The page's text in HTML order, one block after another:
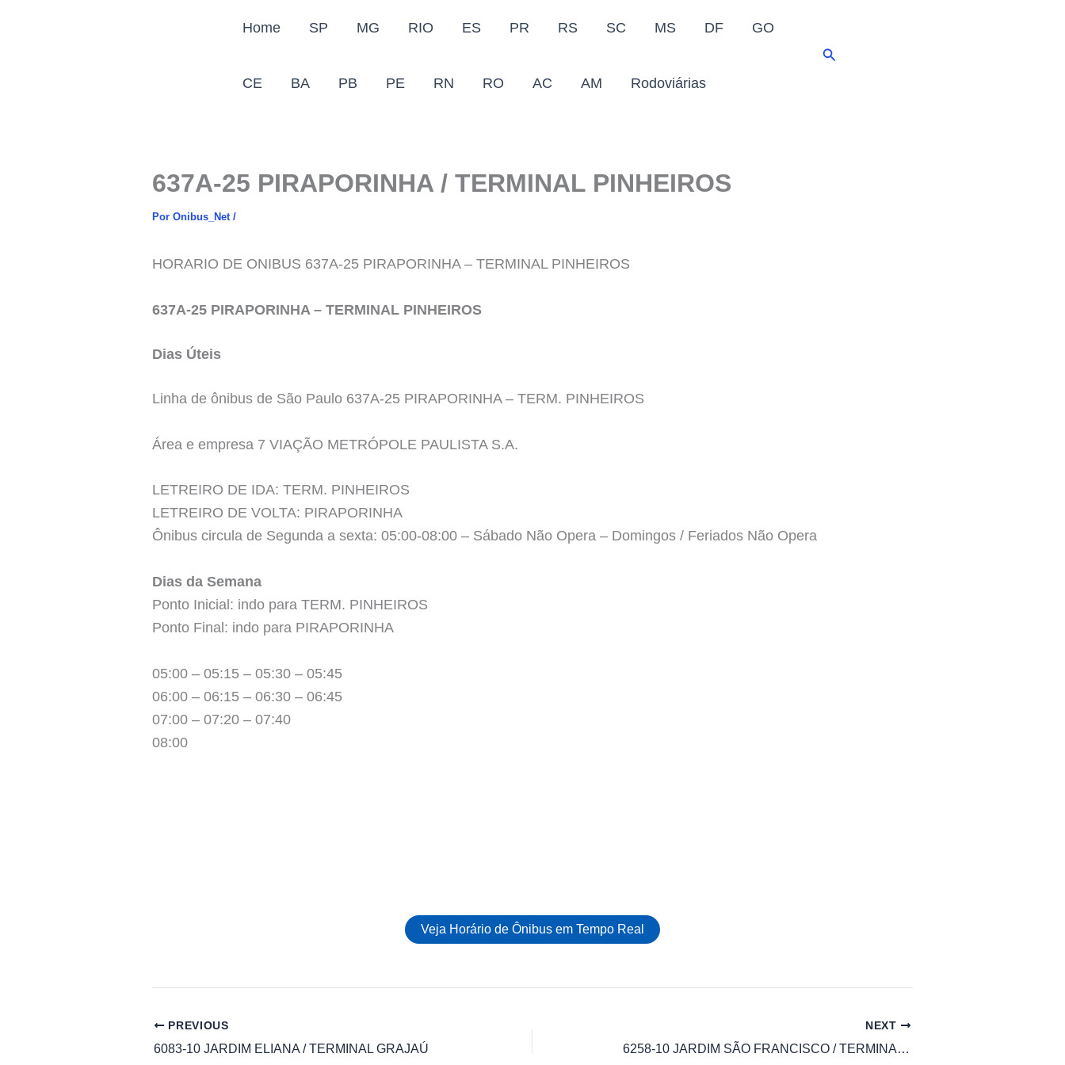
Home SP MG RIO ES PR RS SC MS DF GO
CE BA PB PE RN RO AC AM Rodoviárias
Pesquisar
637A-25 PIRAPORINHA / TERMINAL PINHEIROS
Por Onibus_Net /
HORARIO DE ONIBUS 637A-25 PIRAPORINHA – TERMINAL PINHEIROS
637A-25 PIRAPORINHA – TERMINAL PINHEIROS
Dias Úteis
Linha de ônibus de São Paulo 637A-25 PIRAPORINHA – TERM. PINHEIROS
Área e empresa 7 VIAÇÃO METRÓPOLE PAULISTA S.A.
LETREIRO DE IDA: TERM. PINHEIROS
LETREIRO DE VOLTA: PIRAPORINHA
Ônibus circula de Segunda a sexta: 05:00-08:00 – Sábado Não Opera – Domingos / Feriados Não Opera
Dias da Semana
Ponto Inicial: indo para TERM. PINHEIROS
Ponto Final: indo para PIRAPORINHA
05:00 – 05:15 – 05:30 – 05:45
06:00 – 06:15 – 06:30 – 06:45
07:00 – 07:20 – 07:40
08:00
Veja Horário de Ônibus em Tempo Real
PREVIOUS
6083-10 JARDIM ELIANA / TERMINAL GRAJAÚ
NEXT
6258-10 JARDIM SÃO FRANCISCO / TERMINAL SANTO AMARO